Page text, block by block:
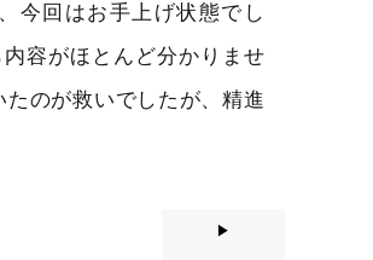
今回はお手上げ状態でし
容がほとんど分かりませ
たのが救いでしたが、精進
▶